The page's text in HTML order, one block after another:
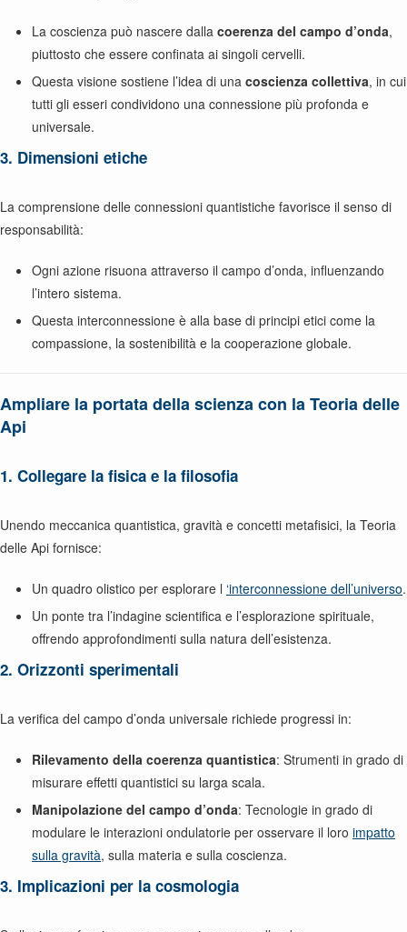
La coscienza può nascere dalla coerenza del campo d’onda,
piuttosto che essere confinata ai singoli cervelli.
Questa visione sostiene l’idea di una coscienza collettiva, in cui
tutti gli esseri condividono una connessione più profonda e
universale.
3. Dimensioni etiche
La comprensione delle connessioni quantistiche favorisce il senso di
responsabilità:
Ogni azione risuona attraverso il campo d’onda, influenzando
l’intero sistema.
Questa interconnessione è alla base di principi etici come la
compassione, la sostenibilità e la cooperazione globale.
Ampliare la portata della scienza con la Teoria delle
Api
1. Collegare la fisica e la filosofia
Unendo meccanica quantistica, gravità e concetti metafisici, la Teoria
delle Api fornisce:
Un quadro olistico per esplorare l ‘interconnessione dell’universo.
Un ponte tra l’indagine scientifica e l’esplorazione spirituale,
offrendo approfondimenti sulla natura dell’esistenza.
2. Orizzonti sperimentali
La verifica del campo d’onda universale richiede progressi in:
Rilevamento della coerenza quantistica: Strumenti in grado di
misurare effetti quantistici su larga scala.
Manipolazione del campo d’onda: Tecnologie in grado di
modulare le interazioni ondulatorie per osservare il loro impatto
sulla gravità, sulla materia e sulla coscienza.
3. Implicazioni per la cosmologia